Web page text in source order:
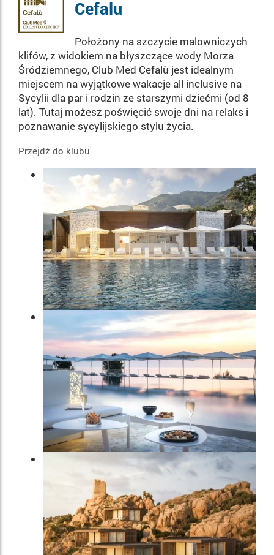
Cefalu
Położony na szczycie malowniczych
klifów, z widokiem na błyszczące wody Morza
Śródziemnego, Club Med Cefalù jest idealnym
miejscem na wyjątkowe wakacje all inclusive na
Sycylii dla par i rodzin ze starszymi dziećmi (od 8
lat). Tutaj możesz poświęcić swoje dni na relaks i
poznawanie sycylijskiego stylu życia.
Przejdź do klubu